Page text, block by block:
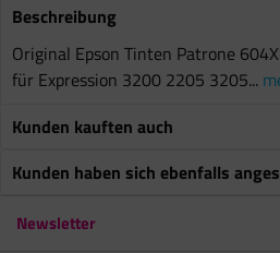
Beschreibung
Original Epson Tinten Patrone
für Expression 3200 2205 3205...
Kunden kauften auch
Kunden haben sich ebenfalls
Newsletter